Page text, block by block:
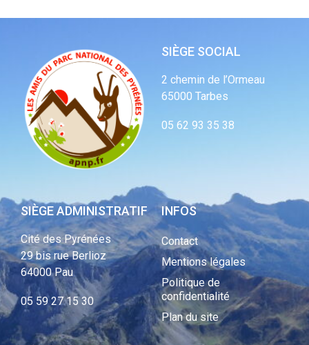
SIÈGE SOCIAL
2 chemin de l’Ormeau
65000 Tarbes
05 62 93 35 38
SIÈGE ADMINISTRATIF
Cité des Pyrénées
29 bis rue Berlioz
64000 Pau
05 59 27 15 30
INFOS
Contact
Mentions légales
Politique de
confidentialité
Plan du site